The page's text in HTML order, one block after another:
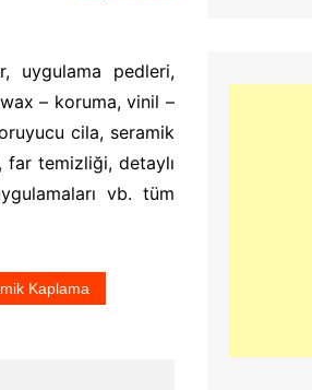
uygulama pedleri,
– koruma, vinil –
cila, seramik
far temizliği, detaylı
vb. tüm
Kaplama